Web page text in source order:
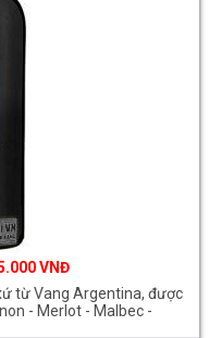
từ Vang Argentina, được
- Merlot - Malbec -